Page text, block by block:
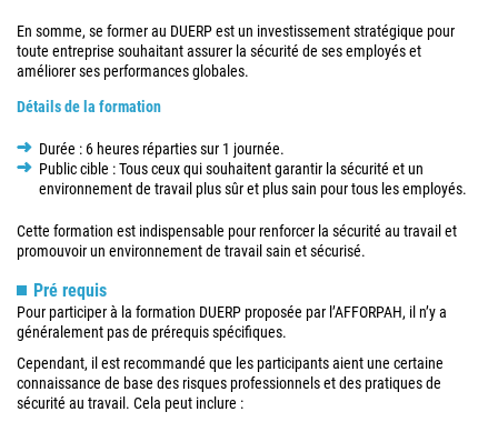
En somme, se former au DUERP est un investissement stratégique pour
toute entreprise souhaitant assurer la sécurité de ses employés et
améliorer ses performances globales.
Détails de la formation
Durée : 6 heures réparties sur 1 journée.
Public cible : Tous ceux qui souhaitent garantir la sécurité et un
environnement de travail plus sûr et plus sain pour tous les employés.
Cette formation est indispensable pour renforcer la sécurité au travail et
promouvoir un environnement de travail sain et sécurisé.
Pré requis
Pour participer à la formation DUERP proposée par l’AFFORPAH, il n’y a
généralement pas de prérequis spécifiques.
Cependant, il est recommandé que les participants aient une certaine
connaissance de base des risques professionnels et des pratiques de
sécurité au travail. Cela peut inclure :